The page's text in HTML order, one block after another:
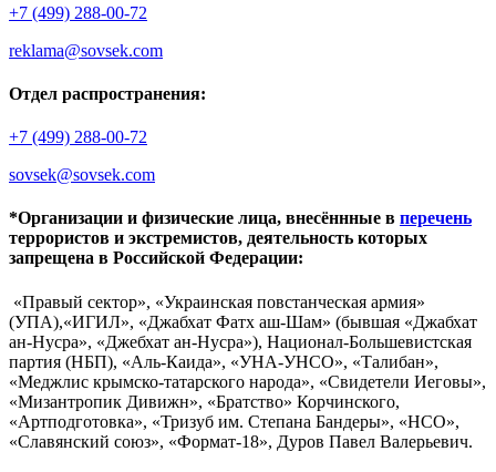
+7 (499) 288-00-72
reklama@sovsek.com
Отдел распространения:
+7 (499) 288-00-72
sovsek@sovsek.com
*Организации и физические лица, внесённные в перечень
террористов и экстремистов, деятельность которых
запрещена в Российской Федерации:
«Правый сектор», «Украинская повстанческая армия»
(УПА),«ИГИЛ», «Джабхат Фатх аш-Шам» (бывшая «Джабхат
ан-Нусра», «Джебхат ан-Нусра»), Национал-Большевистская
партия (НБП), «Аль-Каида», «УНА-УНСО», «Талибан»,
«Меджлис крымско-татарского народа», «Свидетели Иеговы»,
«Мизантропик Дивижн», «Братство» Корчинского,
«Артподготовка», «Тризуб им. Степана Бандеры», «НСО»,
«Славянский союз», «Формат-18», Дуров Павел Валерьевич.